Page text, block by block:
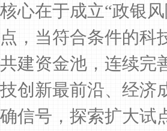
核心在于成立“政银
点，当符合条件的科
共建资金池，连续完
技创新最前沿、经济
确信号，探索扩大试